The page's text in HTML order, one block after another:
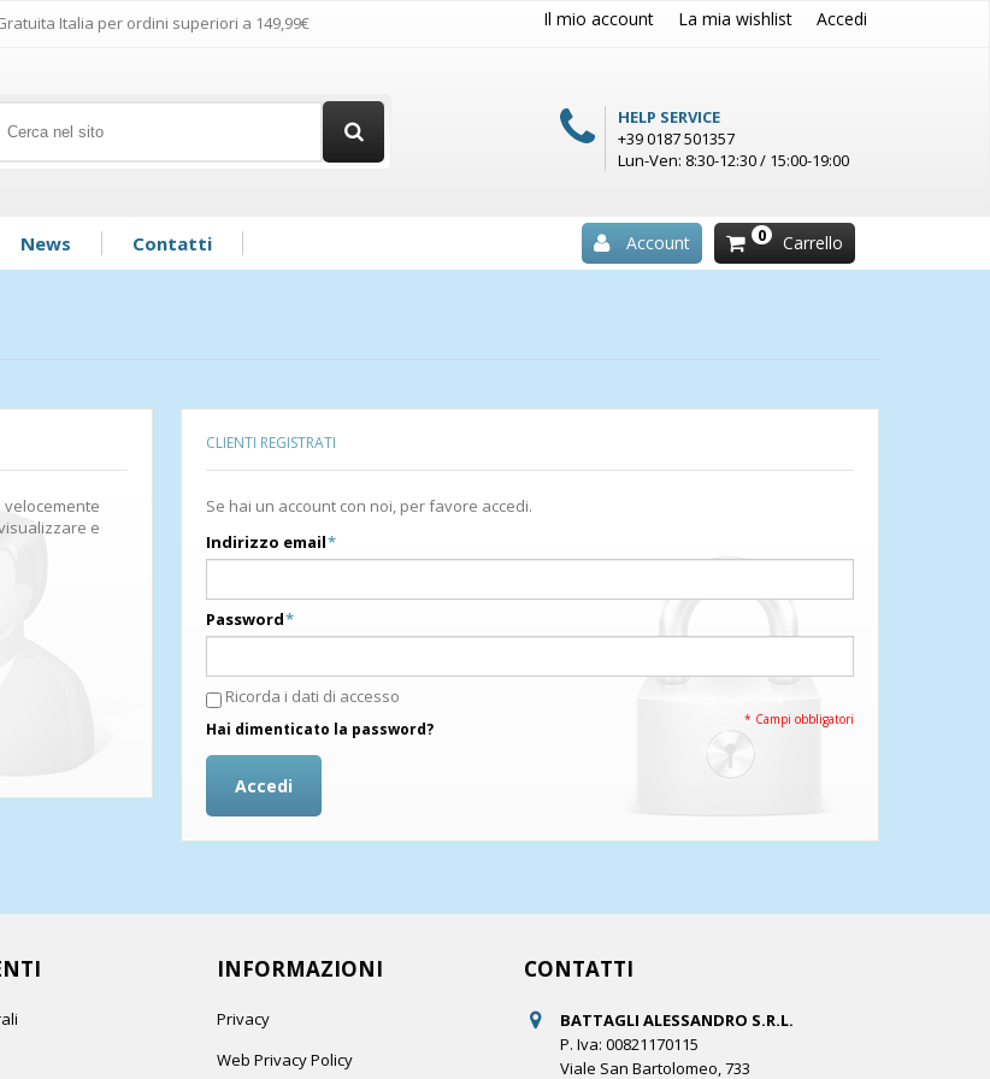
Il mio account La mia wishlist Accedi
Italia per ordini superiori a 149,99€
HELP SERVICE
+39 0187 501357
Lun-Ven: 8:30-12:30 / 15:00-19:00
News Contatti Carrello
0
Account
CLIENTI REGISTRATI
Se hai un account con noi, per favore accedi.
*
Indirizzo email
*
Password
Ricorda i dati di accesso
* Campi obbligatori
Hai dimenticato la password?
Accedi
velocemente
e
INFORMAZIONI
Privacy
Web Privacy Policy
CONTATTI
BATTAGLI ALESSANDRO S.R.L.
P. Iva: 00821170115
Viale San Bartolomeo, 733